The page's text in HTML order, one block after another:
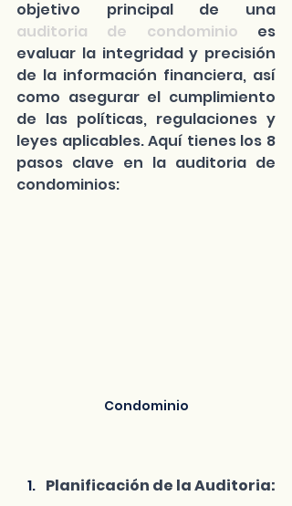
auditoria de condominio es
evaluar la integridad y precisión
de la información financiera, así
como asegurar el cumplimiento
de las políticas, regulaciones y
leyes aplicables. Aquí tienes los 8
pasos clave en la auditoria de
condominios:
Condominio
Planificación de la Auditoria: